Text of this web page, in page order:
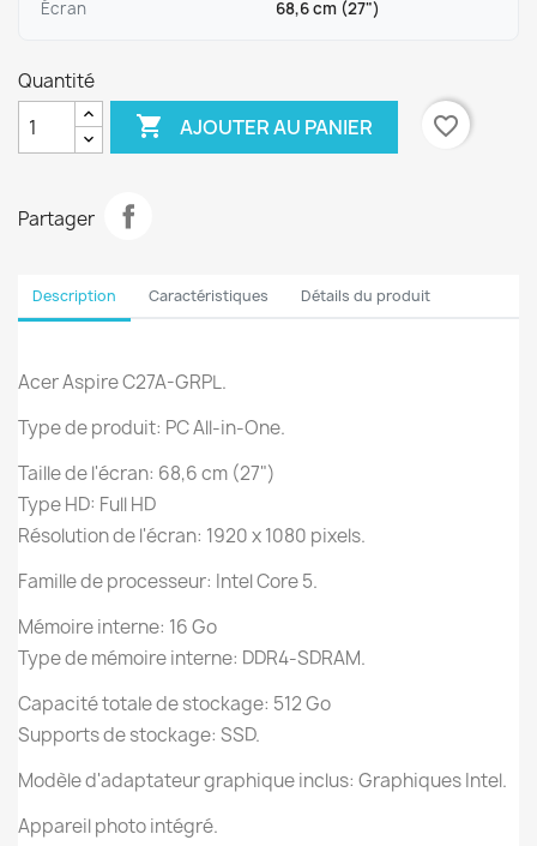
Écran
68,6 cm (27")
Quantité
 AJOUTER AU PANIER favorite_border
Partager
Description Caractéristiques Détails du produit
Acer Aspire C27A-GRPL.
Type de produit: PC All-in-One.
Taille de l'écran: 68,6 cm (27")
Type HD: Full HD
Résolution de l'écran: 1920 x 1080 pixels.
Famille de processeur: Intel Core 5.
Mémoire interne: 16 Go
Type de mémoire interne: DDR4-SDRAM.
Capacité totale de stockage: 512 Go
Supports de stockage: SSD.
Modèle d'adaptateur graphique inclus: Graphiques Intel.
Appareil photo intégré.